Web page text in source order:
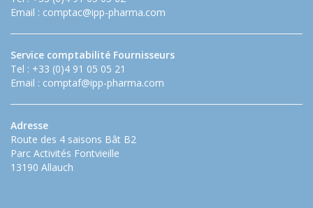
Email : comptac@ipp-pharma.com
Service comptabilité Fournisseurs
Tel : +33 (0)4 91 05 05 21
Email : comptaf@ipp-pharma.com
Adresse
Route des 4 saisons Bât B2
Parc Activités Fontvieille
13190 Allauch